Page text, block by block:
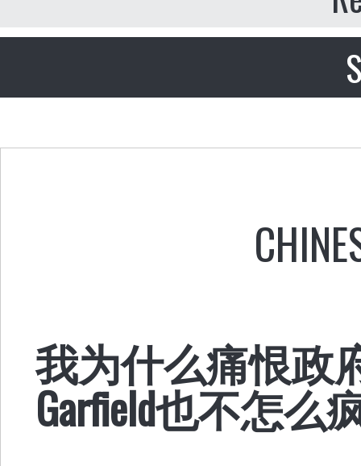
我为什么痛恨
Garfield也不怎么